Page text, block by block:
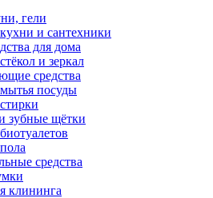
гели
и сантехники
для дома
и зеркал
средства
посуды
зубные щётки
средства
клининга